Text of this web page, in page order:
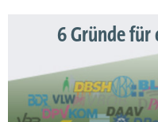
6 Gründe